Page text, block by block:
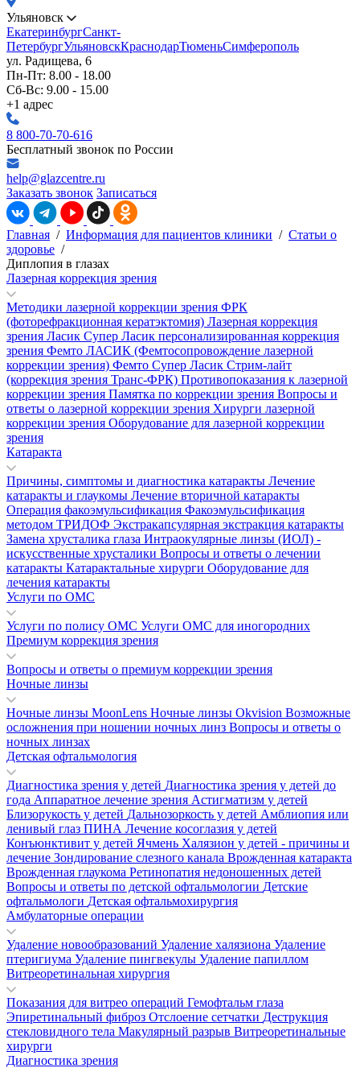
Ульяновск
ЕкатеринбургСанкт-
ПетербургУльяновскКраснодарТюменьСимферополь
ул. Радищева, 6
Пн-Пт: 8.00 - 18.00
Сб-Вс: 9.00 - 15.00
+1 адрес
8 800-70-70-616
Бесплатный звонок по России
help@glazcentre.ru
Заказать звонок Записаться
Главная / Информация для пациентов клиники / Статьи о
здоровье /
Диплопия в глазах
Лазерная коррекция зрения
Методики лазерной коррекции зрения ФРК
(фоторефракционная кератэктомия) Лазерная коррекция
зрения Ласик Супер Ласик персонализированная коррекция
зрения Фемто ЛАСИК (Фемтосопровождение лазерной
коррекции зрения) Фемто Супер Ласик Стрим-лайт
(коррекция зрения Транс-ФРК) Противопоказания к лазерной
коррекции зрения Памятка по коррекции зрения Вопросы и
ответы о лазерной коррекции зрения Хирурги лазерной
коррекции зрения Оборудование для лазерной коррекции
зрения
Катаракта
Причины, симптомы и диагностика катаракты Лечение
катаракты и глаукомы Лечение вторичной катаракты
Операция факоэмульсификация Факоэмульсификация
методом ТРИДОФ Экстракапсулярная экстракция катаракты
Замена хрусталика глаза Интраокулярные линзы (ИОЛ) -
искусственные хрусталики Вопросы и ответы о лечении
катаракты Катарактальные хирурги Оборудование для
лечения катаракты
Услуги по ОМС
Услуги по полису ОМС Услуги ОМС для иногородних
Премиум коррекция зрения
Вопросы и ответы о премиум коррекции зрения
Ночные линзы
Ночные линзы MoonLens Ночные линзы Okvision Возможные
осложнения при ношении ночных линз Вопросы и ответы о
ночных линзах
Детская офтальмология
Диагностика зрения у детей Диагностика зрения у детей до
года Аппаратное лечение зрения Астигматизм у детей
Близорукость у детей Дальнозоркость у детей Амблиопия или
ленивый глаз ПИНА Лечение косоглазия у детей
Конъюнктивит у детей Ячмень Халязион у детей - причины и
лечение Зондирование слезного канала Врожденная катаракта
Врожденная глаукома Ретинопатия недоношенных детей
Вопросы и ответы по детской офтальмологии Детские
офтальмологи Детская офтальмохирургия
Амбулаторные операции
Удаление новообразований Удаление халязиона Удаление
птеригиума Удаление пингвекулы Удаление папиллом
Витреоретинальная хирургия
Показания для витрео операций Гемофтальм глаза
Эпиретинальный фиброз Отслоение сетчатки Деструкция
стекловидного тела Макулярный разрыв Витреоретинальные
хирурги
Диагностика зрения